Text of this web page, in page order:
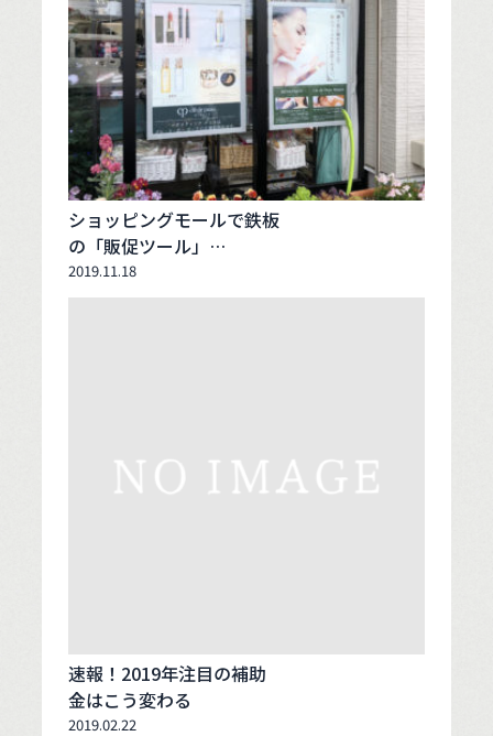
ショッピングモールで鉄板
の「販促ツール」…
2019.11.18
速報！2019年注目の補助
金はこう変わる
2019.02.22